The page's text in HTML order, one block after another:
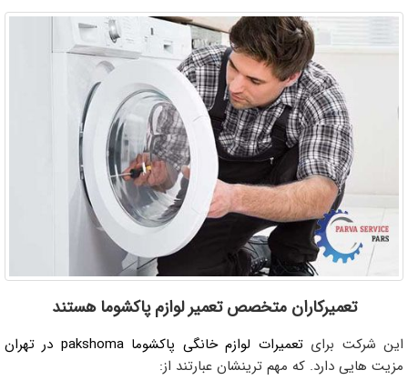
تعمیرکاران متخصص تعمیر لوازم پاکشوما هستند
این شرکت برای تعمیرات لوازم خانگی پاکشوما pakshoma در تهران
مزیت هایی دارد. که مهم ترینشان عبارتند از: